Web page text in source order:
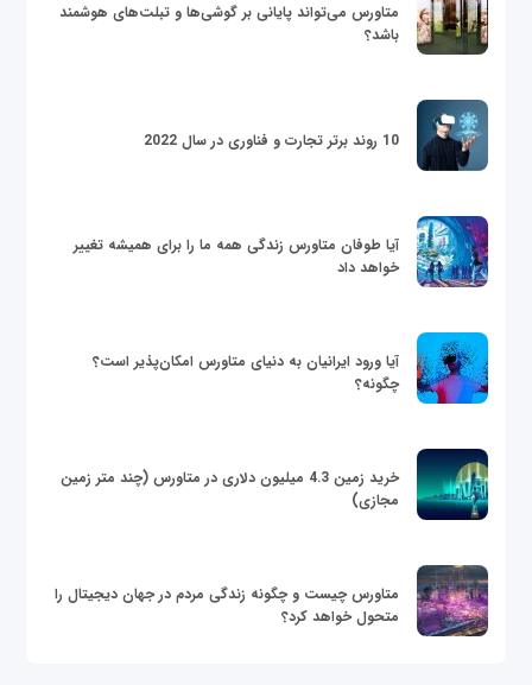
متاورس می‌تواند پایانی بر گوشی‌ها و تبلت‌های هوشمند
باشد؟
10 روند برتر تجارت و فناوری در سال 2022
آیا طوفان متاورس زندگی همه ما را برای همیشه تغییر
خواهد داد
آیا ورود ایرانیان به دنیای متاورس امکان‌پذیر است؟
چگونه؟
خرید زمین 4.3 میلیون دلاری در متاورس (چند متر زمین
مجازی)
متاورس چیست و چگونه زندگی مردم در جهان دیجیتال را
متحول خواهد کرد؟